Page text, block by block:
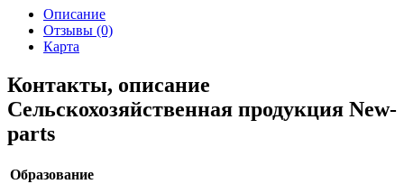
Описание
Отзывы (0)
Карта
Контакты, описание
Сельскохозяйственная продукция New-
parts
Образование